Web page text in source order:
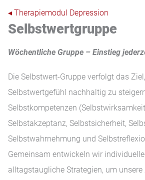
◂ Therapiemodul Depression
Selbstwert­gruppe
Wöchentliche Gruppe – Einstieg
Die Selbstwert-Gruppe verfolgt das
Selbstwertgefühl nachhaltig zu
Selbstkompetenzen
Selbstakzeptanz, Selbstsicherheit,
Selbstwahrnehmung und
Gemeinsam entwickeln wir
alltagstaugliche Strategien, um unsere